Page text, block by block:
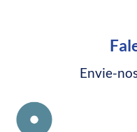
Envie-